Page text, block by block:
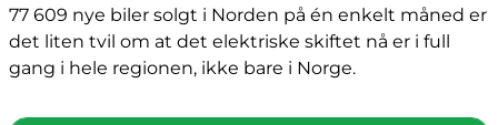
77 609 nye biler solgt i Norden på én enkelt måned er
det liten tvil om at det elektriske skiftet nå er i full
gang i hele regionen, ikke bare i Norge.